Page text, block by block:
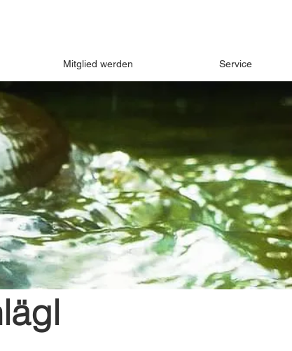
Mitglied werden Service